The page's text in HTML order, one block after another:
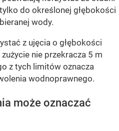
do określonej głębokości
wody.
z ujęcia o głębokości
nie przekracza 5 m
z tych limitów oznacza
wodnoprawnego.
może oznaczać